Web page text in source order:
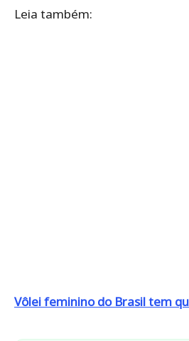
Leia também:
Vôlei feminino do Brasil tem